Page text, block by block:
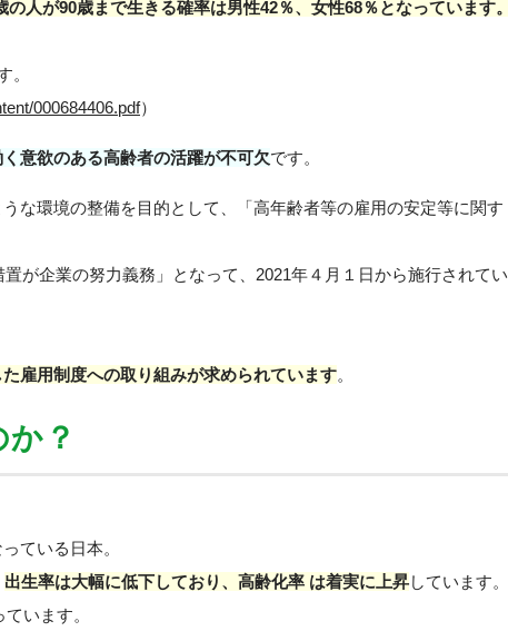
人が90歳まで生きる確率は男性42％、女性68％となっています。
。
000684406.pdf）
く意欲のある高齢者の活躍が不可欠です。
な環境の整備を目的として、「高年齢者等の雇用の安定等に関す
が企業の努力義務」となって、2021年４月１日から施行されてい
雇用制度への取り組みが求められています。
？
ている日本。
出生率は大幅に低下しており、高齢化率 は着実に上昇しています。
います。